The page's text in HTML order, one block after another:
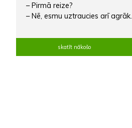
– Pirmā reize?
– Nē, esmu uztraucies arī agrāk.
skatīt nākošo